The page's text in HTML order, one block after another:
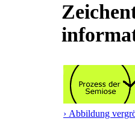
› Abbildung